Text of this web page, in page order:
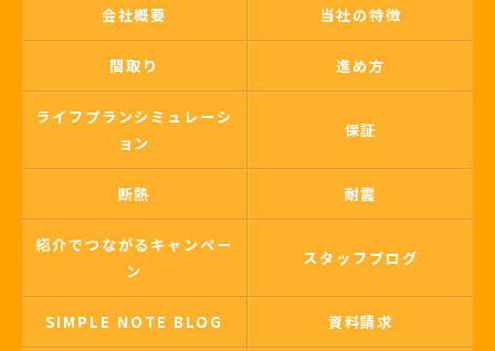
会社概要 当社の特徴
間取り 進め方
ライフプランシミュレーシ
ョン
保証
断熱 耐震
紹介でつながるキャンペー
ン
スタッフブログ
SIMPLE NOTE BLOG 資料請求